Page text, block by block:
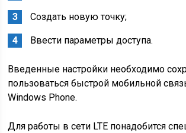
Создать новую точку;
Ввести параметры доступа.
Введенные настройки необходимо
пользоваться быстрой мобильной
Windows Phone.
Для работы в сети LTE понадобится